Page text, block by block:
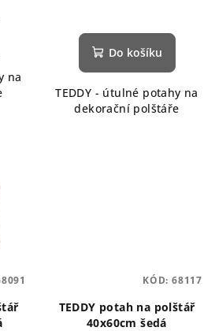
na
Do košíku
TEDDY - útulné potahy na
dekorační polštáře
TEDDY potah na polštář
40x60cm šedá
KÓD: 68117